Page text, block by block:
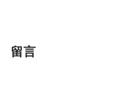
留言